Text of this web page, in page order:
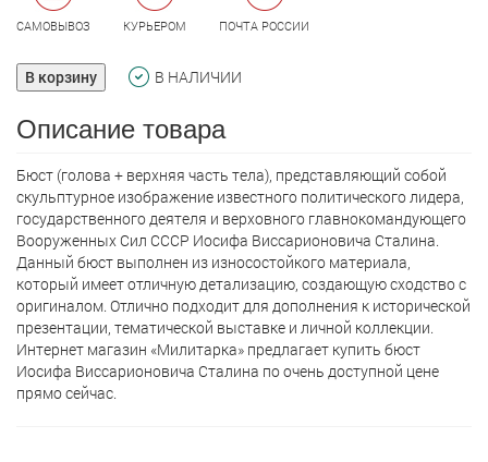
САМОВЫВОЗ КУРЬЕРОМ ПОЧТА РОССИИ
В корзину В НАЛИЧИИ
Описание товара
Бюст (голова + верхняя часть тела), представляющий собой
скульптурное изображение известного политического лидера,
государственного деятеля и верховного главнокомандующего
Вооруженных Сил СССР Иосифа Виссарионовича Сталина.
Данный бюст выполнен из износостойкого материала,
который имеет отличную детализацию, создающую сходство с
оригиналом. Отлично подходит для дополнения к исторической
презентации, тематической выставке и личной коллекции.
Интернет магазин «Милитарка» предлагает кyпить бюст
Иосифа Виссарионовича Сталина по очень доступной цене
прямо сейчас.